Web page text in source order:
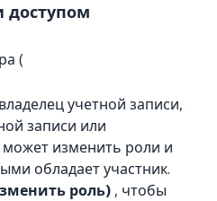
доступом
(
учетной записи,
записи или
изменить роли и
обладает участник.
роль) , чтобы